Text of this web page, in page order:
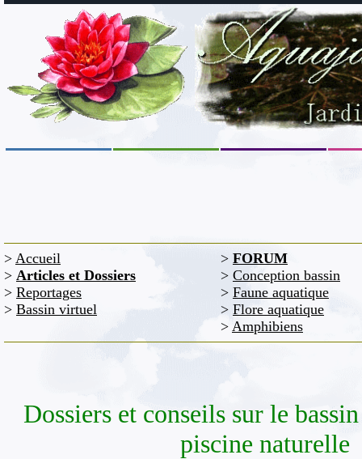
> Accueil
> Articles et Dossiers
> Reportages
> Bassin virtuel
> FORUM
> Conception bassin
> Faune aquatique
> Flore aquatique
> Amphibiens
Dossiers et conseils sur le
piscine naturelle